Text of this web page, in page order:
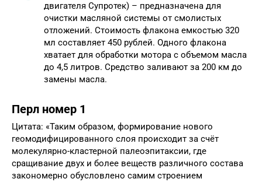
двигателя Супротек) – предназначена для
очистки масляной системы от смолистых
отложений. Стоимость флакона емкостью 320
мл составляет 450 рублей. Одного флакона
хватает для обработки мотора с объемом масла
до 4,5 литров. Средство заливают за 200 км до
замены масла.
Перл номер 1
Цитата: «Таким образом, формирование нового
геомодифицированного слоя происходит за счёт
молекулярно-кластерной палеоэпитаксии, где
сращивание двух и более веществ различного состава
закономерно обусловлено самим строением